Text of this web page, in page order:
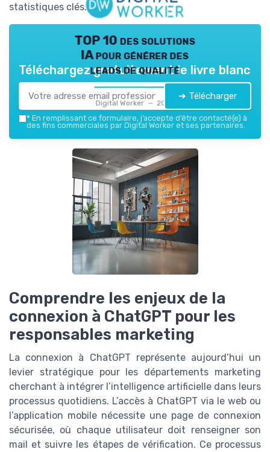
statistiques clés.
TOP 10 des solutions
IA pour générer des
leads de qualité
Digital Worker — 2026
Téléchargez gratuitement le livre blanc
➔ Télécharger
* En remplissant ce formulaire, j’accepte d’être contacté(e) à
des fins commerciales par Digital Worker et ses partenaires.
Comprendre les enjeux de la
connexion à ChatGPT pour les
responsables marketing
La connexion à ChatGPT représente aujourd’hui un
levier stratégique pour les départements marketing
cherchant à intégrer l’intelligence artificielle dans leurs
processus quotidiens. L’accès à ChatGPT via le web ou
l’application mobile nécessite une page de connexion
sécurisée, où chaque utilisateur doit renseigner son
mail et suivre les étapes de vérification. Ce processus